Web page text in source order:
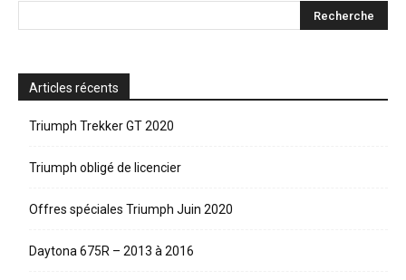
Articles récents
Triumph Trekker GT 2020
Triumph obligé de licencier
Offres spéciales Triumph Juin 2020
Daytona 675R – 2013 à 2016